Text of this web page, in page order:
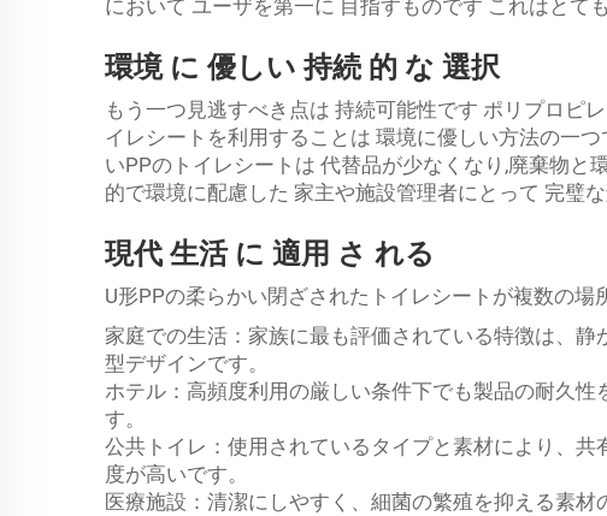
において ユーザを第一に 目指すものです これはとて
環境 に 優しい 持続 的 な 選択
もう一つ見逃すべき点は 持続可能性です ポリプロピ
イレシートを利用することは 環境に優しい方法の一
いPPのトイレシートは 代替品が少なくなり,廃棄物と
的で環境に配慮した 家主や施設管理者にとって 完璧
現代 生活 に 適用 さ れる
U形PPの柔らかい閉ざされたトイレシートが複数の
家庭での生活：家族に最も評価されている特徴は、
型デザインです。
ホテル：高頻度利用の厳しい条件下でも製品の耐久
す。
公共トイレ：使用されているタイプと素材により、
度が高いです。
医療施設：清潔にしやすく、細菌の繁殖を抑える素